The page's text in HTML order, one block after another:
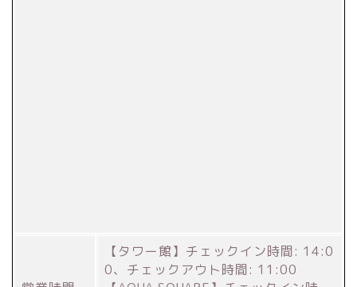
【タワー館】チェックイン時間: 14:0
0、チェックアウト時間: 11:00